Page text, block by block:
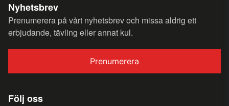
Nyhetsbrev
Prenumerera på vårt nyhetsbrev och missa aldrig ett
erbjudande, tävling eller annat kul.
Prenumerera
Följ oss